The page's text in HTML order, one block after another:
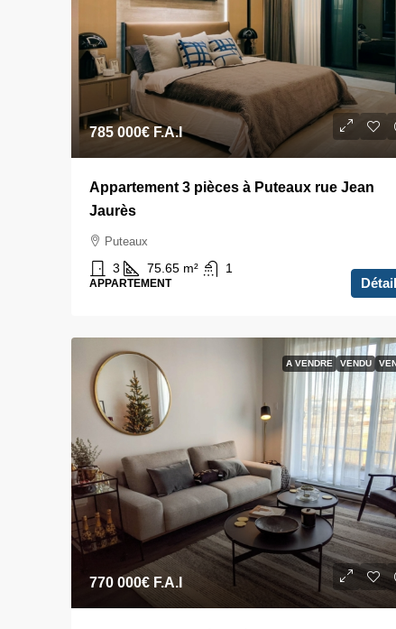
785 000€ F.A.I
Appartement 3 pièces à Puteaux rue Jean
Jaurès
Puteaux
3 75.65 m² 1
APPARTEMENT
A VENDRE VENDU
770 000€ F.A.I